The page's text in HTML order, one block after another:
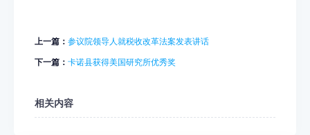
上一篇： 参议院领导人就税收改革法案发表讲话
下一篇： 卡诺县获得美国研究所优秀奖
相关内容